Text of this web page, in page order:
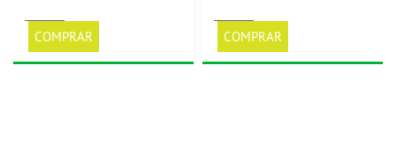
COMPRAR COMPRAR